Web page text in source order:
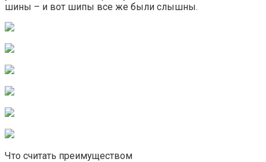
шины – и вот шипы все же были слышны.
Что считать преимуществом